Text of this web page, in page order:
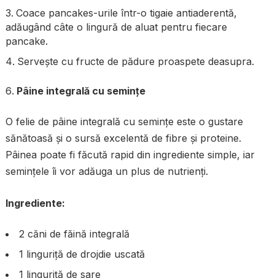
Coace pancakes-urile într-o tigaie antiaderentă,
adăugând câte o lingură de aluat pentru fiecare
pancake.
Servește cu fructe de pădure proaspete deasupra.
Pâine integrală cu semințe
O felie de pâine integrală cu semințe este o gustare
sănătoasă și o sursă excelentă de fibre și proteine.
Pâinea poate fi făcută rapid din ingrediente simple, iar
semințele îi vor adăuga un plus de nutrienți.
Ingrediente:
2 căni de făină integrală
1 linguriță de drojdie uscată
1 linguriță de sare